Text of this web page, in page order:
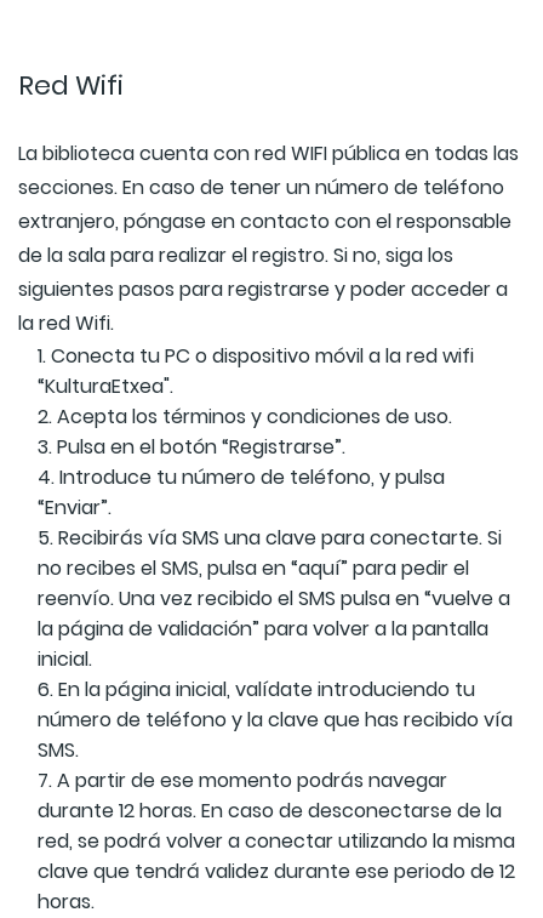
Red Wifi
La biblioteca cuenta con red WIFI pública en todas las
secciones. En caso de tener un número de teléfono
extranjero, póngase en contacto con el responsable
de la sala para realizar el registro. Si no, siga los
siguientes pasos para registrarse y poder acceder a
la red Wifi.
Conecta tu PC o dispositivo móvil a la red wifi
“KulturaEtxea".
Acepta los términos y condiciones de uso.
Pulsa en el botón “Registrarse”.
Introduce tu número de teléfono, y pulsa
“Enviar”.
Recibirás vía SMS una clave para conectarte. Si
no recibes el SMS, pulsa en “aquí” para pedir el
reenvío. Una vez recibido el SMS pulsa en “vuelve a
la página de validación” para volver a la pantalla
inicial.
En la página inicial, valídate introduciendo tu
número de teléfono y la clave que has recibido vía
SMS.
A partir de ese momento podrás navegar
durante 12 horas. En caso de desconectarse de la
red, se podrá volver a conectar utilizando la misma
clave que tendrá validez durante ese periodo de 12
horas.